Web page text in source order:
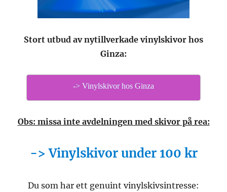
Stort utbud av nytillverkade vinylskivor hos
Ginza:
-> Vinylskivor hos Ginza
Obs: missa inte avdelningen med skivor på rea:
-> Vinylskivor under 100 kr
Du som har ett genuint vinylskivsintresse: